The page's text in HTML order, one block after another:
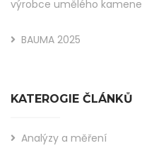
výrobce umělého kamene
BAUMA 2025
KATEROGIE ČLÁNKŮ
Analýzy a měření